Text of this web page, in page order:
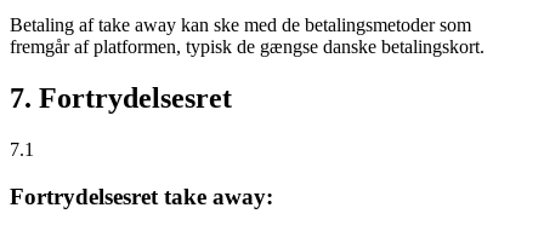
Betaling af take away kan ske med de betalingsmetoder som
fremgår af platformen, typisk de gængse danske betalingskort.
7. Fortrydelsesret
7.1
Fortrydelsesret take away: